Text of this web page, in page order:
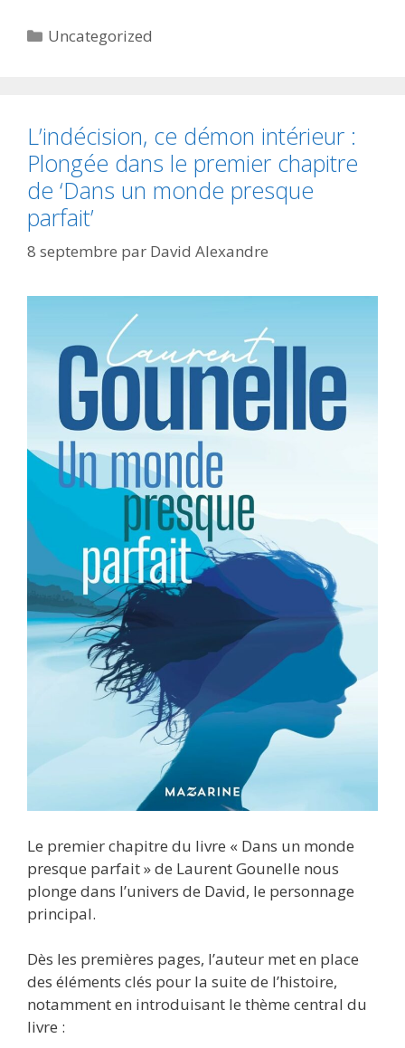
Catégories
Uncategorized
L’indécision, ce démon intérieur :
Plongée dans le premier chapitre
de ‘Dans un monde presque
parfait’
8 septembre par David Alexandre
Le premier chapitre du livre « Dans un monde
presque parfait » de Laurent Gounelle nous
plonge dans l’univers de David, le personnage
principal.
Dès les premières pages, l’auteur met en place
des éléments clés pour la suite de l’histoire,
notamment en introduisant le thème central du
livre :